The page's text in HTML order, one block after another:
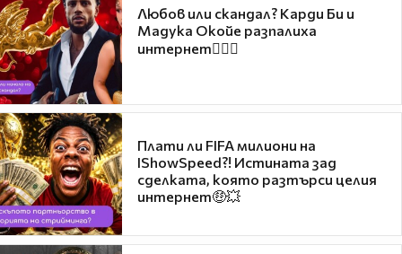
Любов или скандал? Карди Би и
Мадука Окойе разпалиха
интернет❤️‍🔥🔥
Плати ли FIFA милиони на
IShowSpeed?! Истината зад
сделката, която разтърси целия
интернет🤑💥